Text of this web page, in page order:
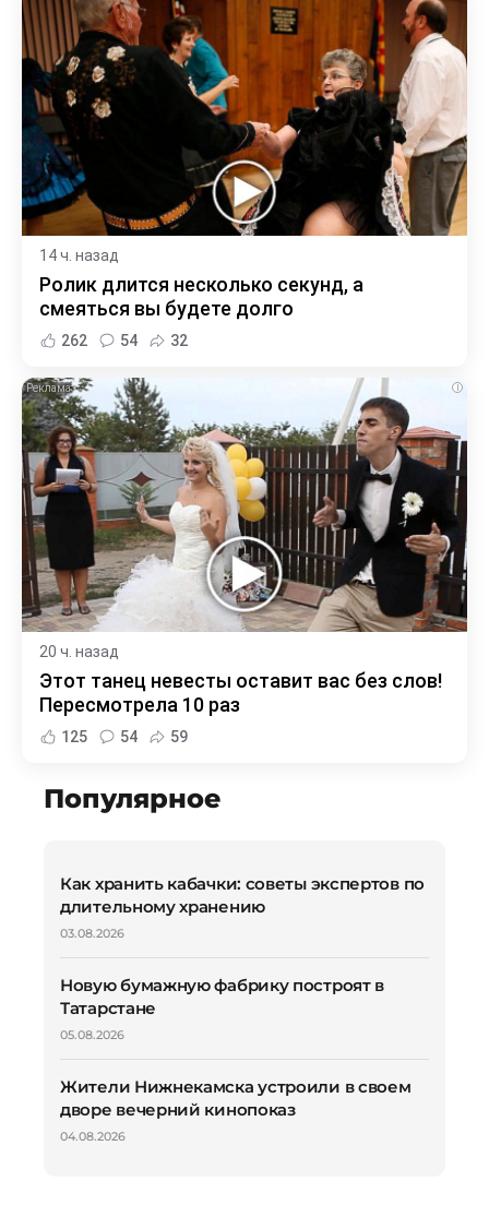
14 ч. назад
Ролик длится несколько секунд, а
смеяться вы будете долго
262 54 32
i
20 ч. назад
Этот танец невесты оставит вас без слов!
Пересмотрела 10 раз
125 54 59
Популярное
Как хранить кабачки: советы экспертов по
длительному хранению
03.08.2026
Новую бумажную фабрику построят в
Татарстане
05.08.2026
Жители Нижнекамска устроили в своем
дворе вечерний кинопоказ
04.08.2026